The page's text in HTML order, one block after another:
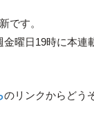
です。
曜日19時に本連
のリンクからどう